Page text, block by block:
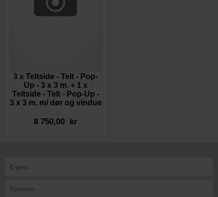
3 x Teltside - Telt - Pop-
Up - 3 x 3 m. + 1 x
Teltside - Telt - Pop-Up -
3 x 3 m. m/ dør og vindue
8 750,00 kr